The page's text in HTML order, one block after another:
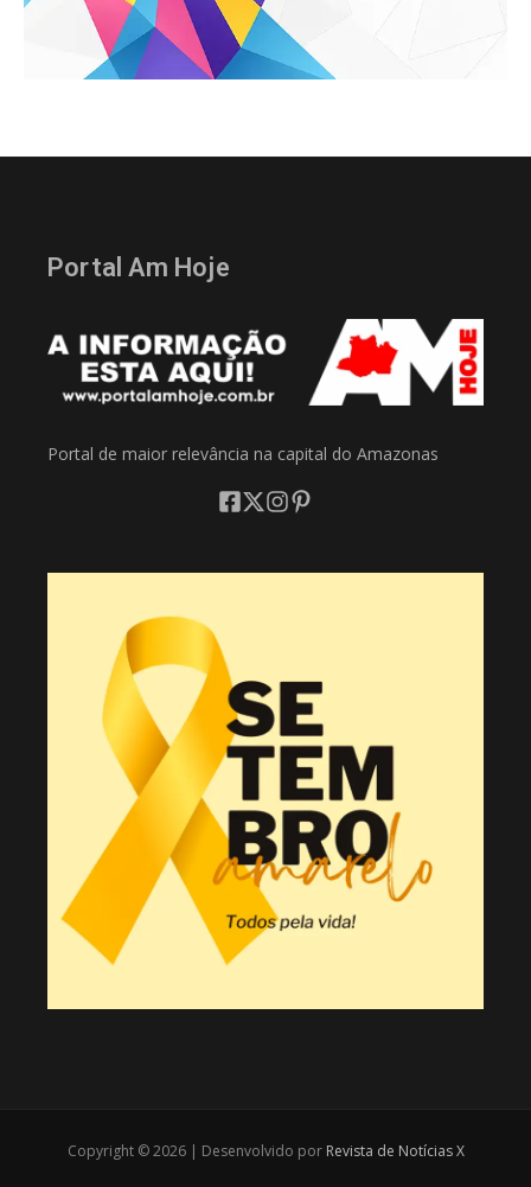
Portal Am Hoje
Portal de maior relevância na capital do Amazonas
Copyright © 2026 | Desenvolvido por Revista de Notícias X